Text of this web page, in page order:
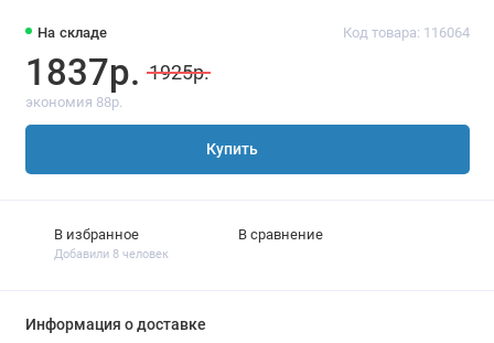
На складе Код товара: 116064
1837р. 1925р.
экономия 88р.
Купить
В избранное
Добавили 8 человек
В сравнение
Информация о доставке